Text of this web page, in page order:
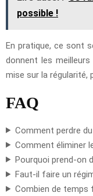
possible !
En pratique, ce sont
donnent les
mise sur la régularité,
FAQ
Comment perdre
Comment éliminer
Pourquoi prend-on
Faut-il faire un
Combien de